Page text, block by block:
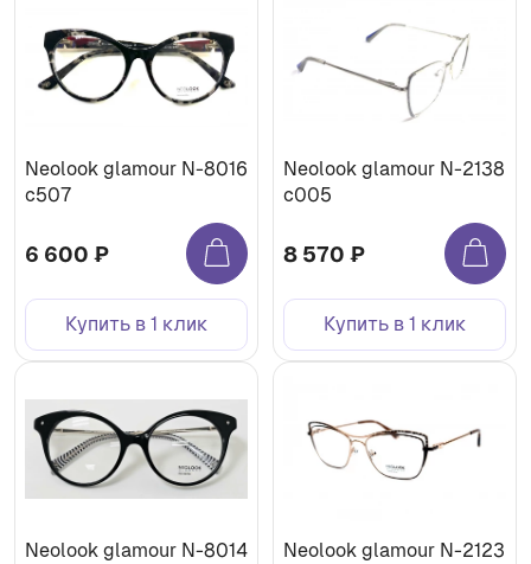
Neolook glamour N-8016
c507
6 600 ₽
Купить в 1 клик
Neolook glamour N-2138
c005
8 570 ₽
Купить в 1 клик
Neolook glamour N-8014
Neolook glamour N-2123